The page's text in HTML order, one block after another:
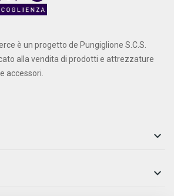
è un progetto de Pungiglione S.C.S.
alla vendita di prodotti e attrezzature
accessori.

